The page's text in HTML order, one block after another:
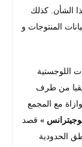
الشأن. كذلك
المنتوجات و
اللوجستية
من طرف
مع المجمع
» قصد
الحدودية